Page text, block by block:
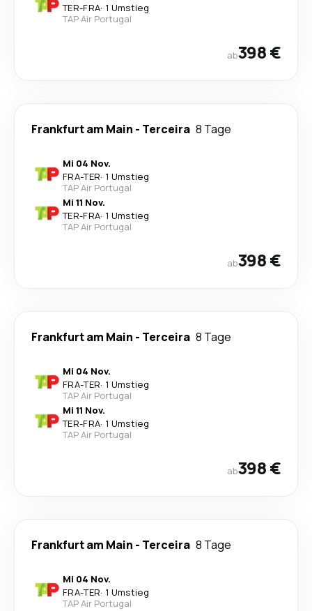
TER-FRA· 1 Umstieg
TAP Air Portugal
ab398 €
Frankfurt am Main - Terceira 8 Tage
Mi 04 Nov.
FRA-TER· 1 Umstieg
TAP Air Portugal
Mi 11 Nov.
TER-FRA· 1 Umstieg
TAP Air Portugal
ab398 €
Frankfurt am Main - Terceira 8 Tage
Mi 04 Nov.
FRA-TER· 1 Umstieg
TAP Air Portugal
Mi 11 Nov.
TER-FRA· 1 Umstieg
TAP Air Portugal
ab398 €
Frankfurt am Main - Terceira 8 Tage
Mi 04 Nov.
FRA-TER· 1 Umstieg
TAP Air Portugal